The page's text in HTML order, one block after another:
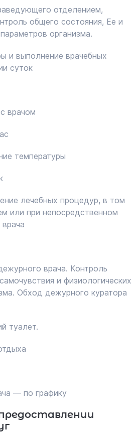
отделением,
общего состояния, Ее и
организма.
и выполнение врачебных
суток
врачом
температуры
лечебных процедур, в том
или при непосредственном
врача. Контроль
и физиологических
Обход дежурного куратора
туалет.
— по графику